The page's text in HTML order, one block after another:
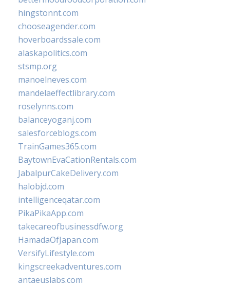
hingstonnt.com
chooseagender.com
hoverboardssale.com
alaskapolitics.com
stsmp.org
manoelneves.com
mandelaeffectlibrary.com
roselynns.com
balanceyoganj.com
salesforceblogs.com
TrainGames365.com
BaytownEvaCationRentals.com
JabalpurCakeDelivery.com
halobjd.com
intelligenceqatar.com
PikaPikaApp.com
takecareofbusinessdfw.org
HamadaOfJapan.com
VersifyLifestyle.com
kingscreekadventures.com
antaeuslabs.com